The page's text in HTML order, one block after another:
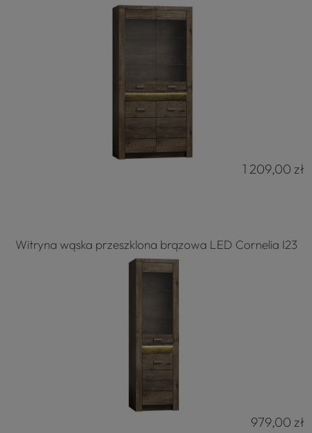
1 209,00 zł
Witryna wąska przeszklona brązowa LED Cornelia I23
979,00 zł